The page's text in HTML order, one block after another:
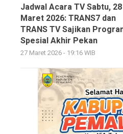
Jadwal Acara TV Sabtu, 28
Maret 2026: TRANS7 dan
TRANS TV Sajikan
Spesial Akhir Pekan
27 Maret 2026 - 19:16 WIB